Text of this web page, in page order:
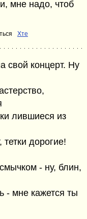
мне надо, чтоб
Хте
свой концерт. Ну
лившиеся из
дорогие!
- ну, блин,
- мне кажется ты